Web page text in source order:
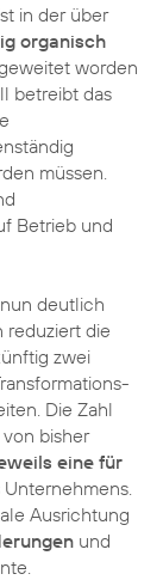
in der über
organisch
worden
betreibt das
müssen.
Betrieb und
deutlich
reduziert die
zwei
Die Zahl
bisher
eine für
Unternehmens.
Ausrichtung
und